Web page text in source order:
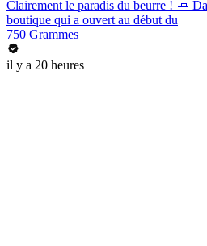
Clairement le paradis du beurre ! 🧈
boutique qui a ouvert au début du
750 Grammes
il y a 20 heures